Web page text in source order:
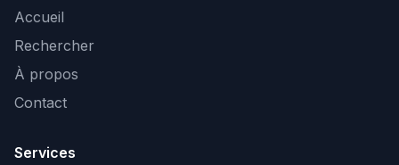
Accueil
Rechercher
À propos
Contact
Services